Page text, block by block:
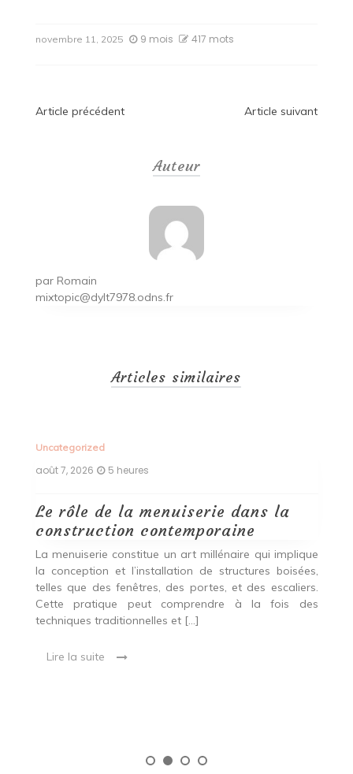
novembre 11, 2025 9 mois 417 mots
Navigation
Article précédent Article suivant
Auteur
par Romain
mixtopic@dylt7978.odns.fr
Articles similaires
Uncategorized
août 7, 2026 5 heures
Le rôle de la menuiserie dans la
construction contemporaine
La menuiserie constitue un art millénaire qui implique
la conception et l’installation de structures boisées,
telles que des fenêtres, des portes, et des escaliers.
Cette pratique peut comprendre à la fois des
techniques traditionnelles et […]
Lire la suite